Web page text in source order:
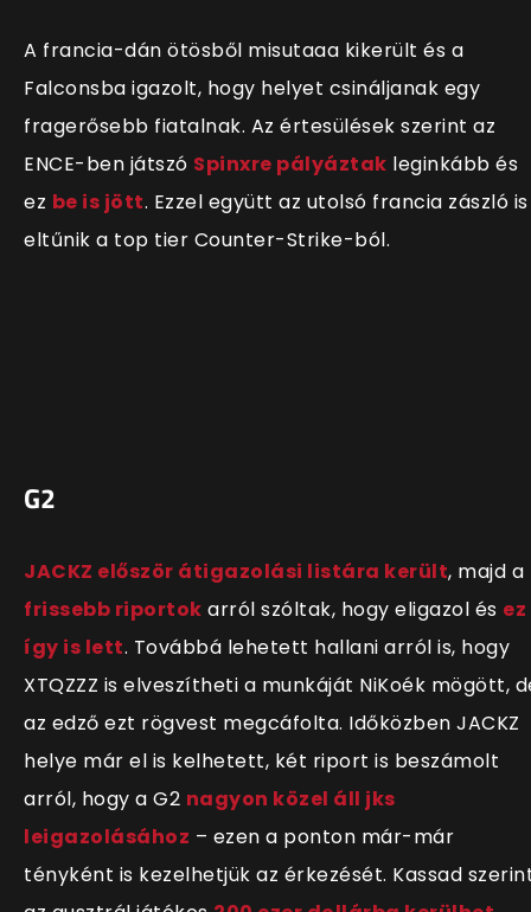
A francia-dán ötösből misutaaa kikerült és a
Falconsba igazolt, hogy helyet csináljanak egy
fragerősebb fiatalnak. Az értesülések szerint az
ENCE-ben játszó Spinxre pályáztak leginkább és
ez be is jött. Ezzel együtt az utolsó francia zászló is
eltűnik a top tier Counter-Strike-ból.
G2
JACKZ először átigazolási listára került, majd a
frissebb riportok arról szóltak, hogy eligazol és ez
így is lett. Továbbá lehetett hallani arról is, hogy
XTQZZZ is elveszítheti a munkáját NiKoék mögött,
az edző ezt rögvest megcáfolta. Időközben JACKZ
helye már el is kelhetett, két riport is beszámolt
arról, hogy a G2 nagyon közel áll jks
leigazolásához – ezen a ponton már-már
tényként is kezelhetjük az érkezését. Kassad